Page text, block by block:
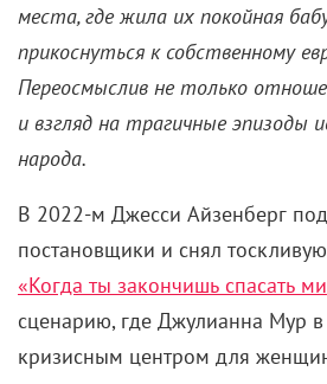
места, где жила их покойная
прикоснуться к собственному
Переосмыслив не только
и взгляд на трагичные эпизоды
народа.
В 2022-м Джесси Айзенберг
постановщики и снял
«Когда ты закончишь спасать
сценарию, где Джулианна Мур
кризисным центром для